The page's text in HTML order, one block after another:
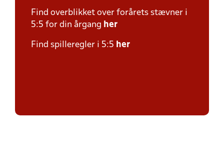
Find overblikket over forårets stævner i
5:5 for din årgang her
Find spilleregler i 5:5 her